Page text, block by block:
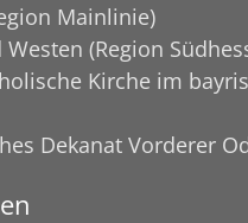
Mainlinie)
(Region
Kirche im
Dekanat Vorderer